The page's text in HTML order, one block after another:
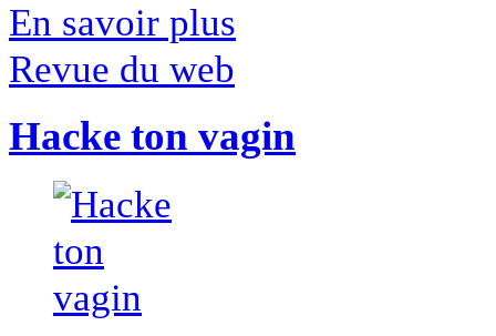
En savoir plus
Revue du web
Hacke ton vagin